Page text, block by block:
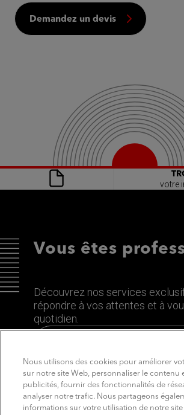
Demandez un devis
votre
Vous êtes
Découvrez nos services
répondre à vos attentes et à
quotidien.
Découvrez le site dédié aux
Nous utilisons des cookies pour améliorer
sur notre site Web, personnaliser le contenu
publicités, fournir des fonctionnalités de
analyser notre trafic. Nous partageons
informations sur votre utilisation de notre site